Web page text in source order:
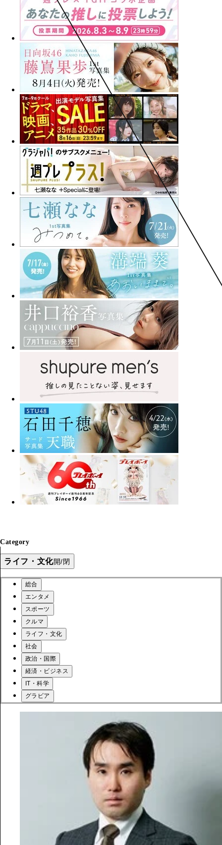
Category
ライフ・文化開/閉
総合
エンタメ
スポーツ
クルマ
ライフ・文化
社会
政治・国際
経済・ビジネス
IT・科学
グラビア